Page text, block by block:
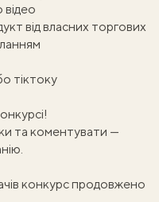
від власних торгових
тіктоку
та коментувати —
конкурс продовжено